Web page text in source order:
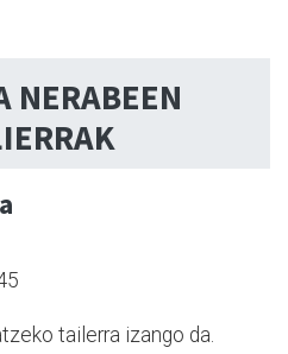
NERABEEN
tailerra izango da.